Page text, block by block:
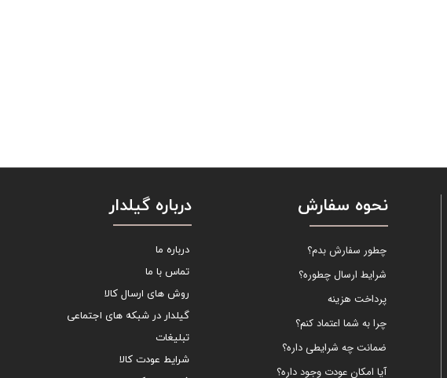
نحوه سفارش
چطور سفارش بدم؟
شرایط ارسال چطوره؟
پرداخت هزینه
چرا به شما اعتماد کنم؟
ضمانت چه شرایطی داره؟
آیا امکان عودت وجود داره؟
درباره گیلدار
درباره ما
تماس با ما
روش های ارسال کالا
گیلدار در شبکه های اجتماعی
تبلیغات
شرایط عودت کالا